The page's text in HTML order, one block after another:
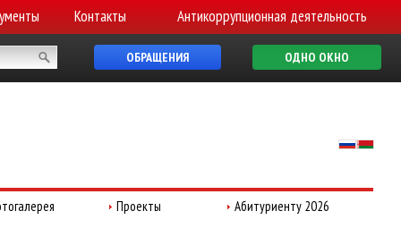
Контакты Антикоррупционная деятельность
ОБРАЩЕНИЯ ОДНО ОКНО
Проекты Абитуриенту 2026